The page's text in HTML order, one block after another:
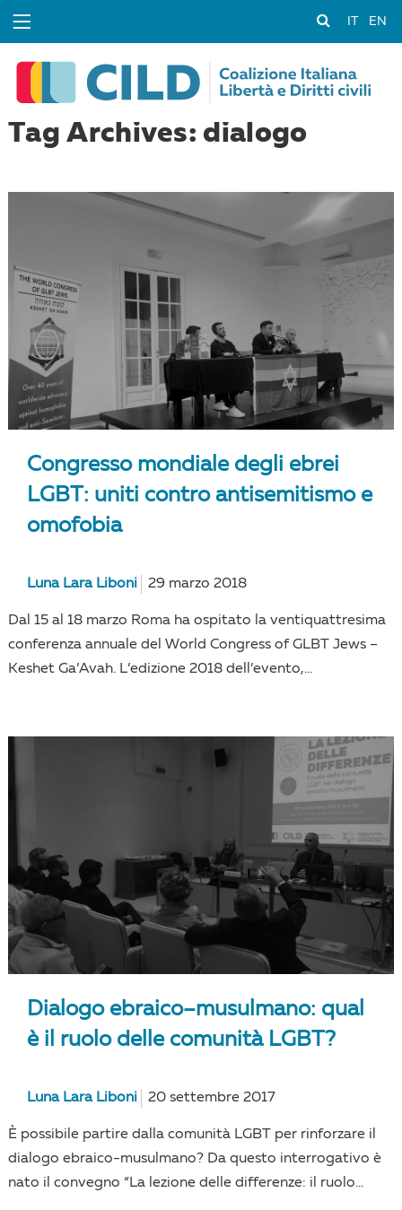
EN
Tag Archives: dialogo
Congresso mondiale degli ebrei
LGBT: uniti contro antisemitismo e
omofobia
Luna Lara Liboni 29 marzo 2018
Dal 15 al 18 marzo Roma ha ospitato la ventiquattresima
conferenza annuale del World Congress of GLBT Jews –
Keshet Ga’Avah. L’edizione 2018 dell’evento,...
Dialogo ebraico–musulmano: qual
è il ruolo delle comunità LGBT?
Luna Lara Liboni 20 settembre 2017
È possibile partire dalla comunità LGBT per rinforzare il
dialogo ebraico-musulmano? Da questo interrogativo è
nato il convegno “La lezione delle differenze: il ruolo...